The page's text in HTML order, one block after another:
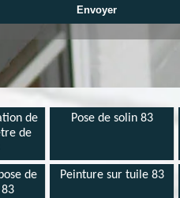
de
de
Pose de solin 83
de
Peinture sur tuile 83